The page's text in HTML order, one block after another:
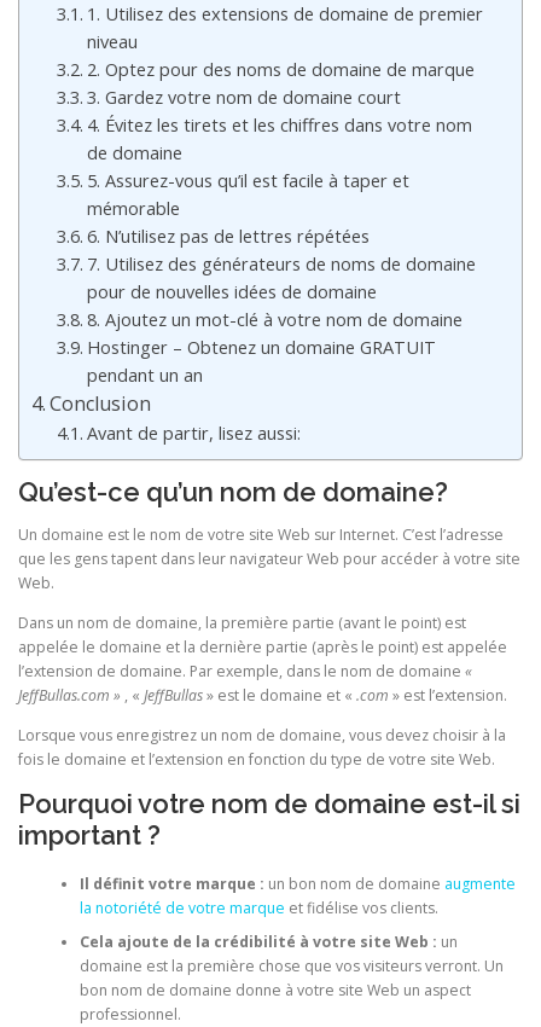
1. Utilisez des extensions de domaine de premier
niveau
2. Optez pour des noms de domaine de marque
3. Gardez votre nom de domaine court
4. Évitez les tirets et les chiffres dans votre nom
de domaine
5. Assurez-vous qu’il est facile à taper et
mémorable
6. N’utilisez pas de lettres répétées
7. Utilisez des générateurs de noms de domaine
pour de nouvelles idées de domaine
8. Ajoutez un mot-clé à votre nom de domaine
Hostinger – Obtenez un domaine GRATUIT
pendant un an
Conclusion
Avant de partir, lisez aussi:
Qu’est-ce qu’un nom de domaine?
Un domaine est le nom de votre site Web sur Internet. C’est l’adresse
que les gens tapent dans leur navigateur Web pour accéder à votre site
Web.
Dans un nom de domaine, la première partie (avant le point) est
appelée le domaine et la dernière partie (après le point) est appelée
l’extension de domaine. Par exemple, dans le nom de domaine «
JeffBullas.com » , « JeffBullas» est le domaine et « .com » est l’extension.
Lorsque vous enregistrez un nom de domaine, vous devez choisir à la
fois le domaine et l’extension en fonction du type de votre site Web.
Pourquoi votre nom de domaine est-il si
important ?
Il définit votre marque : un bon nom de domaine augmente
la notoriété de votre marque et fidélise vos clients.
Cela ajoute de la crédibilité à votre site Web : un
domaine est la première chose que vos visiteurs verront. Un
bon nom de domaine donne à votre site Web un aspect
professionnel.